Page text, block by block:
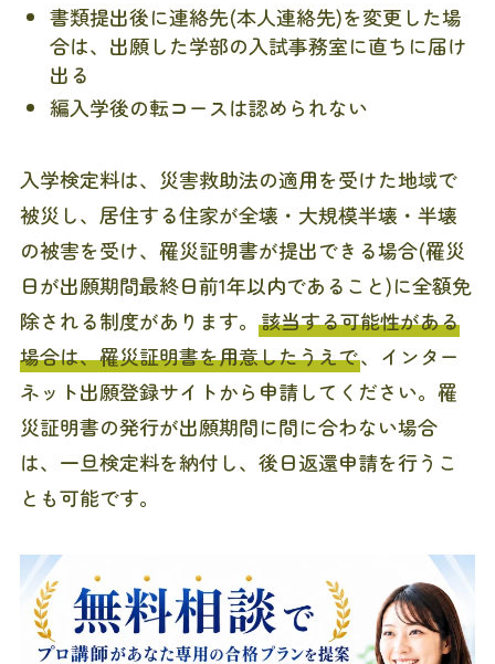
書類提出後に連絡先(本人連絡先)を変更した場
合は、出願した学部の入試事務室に直ちに届け
出る
編入学後の転コースは認められない
入学検定料は、災害救助法の適用を受けた地域で
被災し、居住する住家が全壊・大規模半壊・半壊
の被害を受け、罹災証明書が提出できる場合(罹災
日が出願期間最終日前1年以内であること)に全額免
除される制度があります。 該当する可能性がある
場合は、罹災証明書を用意したうえで、インター
ネット出願登録サイトから申請してください。罹
災証明書の発行が出願期間に間に合わない場合
は、一旦検定料を納付し、後日返還申請を行うこ
とも可能です。